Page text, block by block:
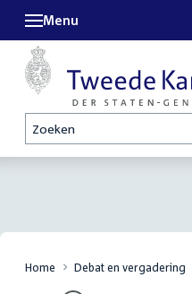
Zoeken
Menu
Home Debat en vergadering